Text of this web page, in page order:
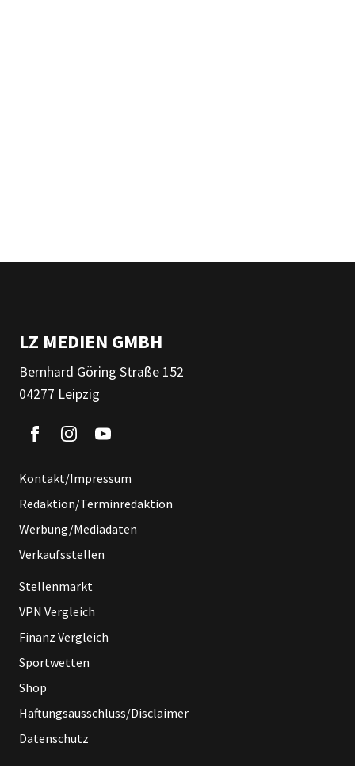
LZ MEDIEN GMBH
Bernhard Göring Straße 152
04277 Leipzig
Kontakt/Impressum
Redaktion/Terminredaktion
Werbung/Mediadaten
Verkaufsstellen
Stellenmarkt
VPN Vergleich
Finanz Vergleich
Sportwetten
Shop
Haftungsausschluss/Disclaimer
Datenschutz